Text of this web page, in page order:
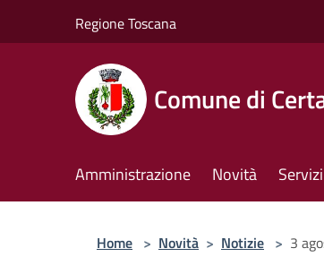
Regione Toscana
Comune di
Amministrazione Novità Servizi
Home > Novità > Notizie > 3